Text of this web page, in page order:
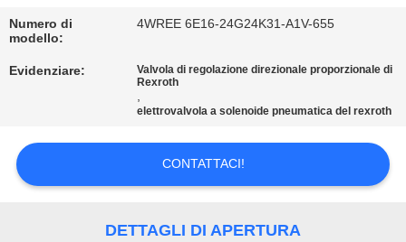
CONTATTACI
NOTIZIE
CHIEDI UN
PREVENTIVO
Numero di
modello:
4WREE 6E16-24G24K31-A1V-655
Evidenziare:
Valvola di regolazione direzionale proporzionale di
Rexroth
,
elettrovalvola a solenoide pneumatica del rexroth
CONTATTACI!
DETTAGLI DI APERTURA